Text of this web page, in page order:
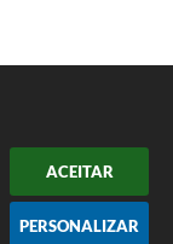
ACEITAR
PERSONALIZAR